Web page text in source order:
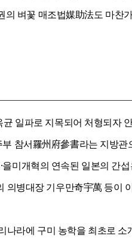
벼꽃 매조법媒助法도 마찬
일파로 지목되어 처형되자
참서羅州府參書라는 지방
미개혁의 연속된 일본의 간
의병대장 기우만奇宇萬 등이
나라에 구미 농학을 최초로